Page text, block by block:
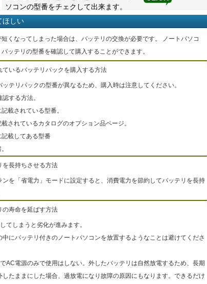
ソコンの型番をチェクして出来ます。
ほしい
くなってしまった場合は、バッテリの交換が必要です。 ノートパソコ
ッテリの型番を確認して購入することができます。
ているバッテリパックを購入する方法
テリパックの型番が異なるため、購入時は注意してください。
する方法。
載されている型番。
されているカタログのオプション品ページ。
載してある型番
を長持ちさせる方法
ンを「省電力」モードに設定すると、消費電力を節約してバッテリを長持
の寿命を延ばす方法
てしまうと劣化が進みます。
にバッテリ付きのノートパソコンを放置するようなことは避けてくださ
AC電源のみで使用はしない。外したバッテリは自然放電するため、長期
たままにした場合、過放電になり故障の原因にもなります。できるだけ